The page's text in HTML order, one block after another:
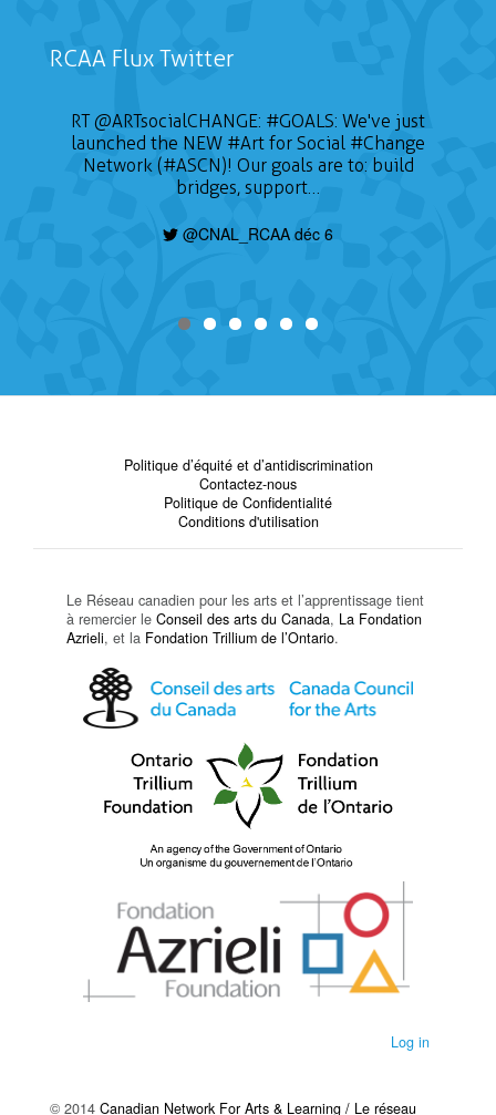
RCAA Flux Twitter
RT@ARTsocialCHANGE: #GOALS: We've just
launched the NEW #Art for Social #Change
Network (#ASCN)! Our goals are to: build
bridges, support…
@CNAL_RCAA déc 6
Politique d’équité et d’antidiscrimination
Contactez-nous
Politique de Confidentialité
Conditions d'utilisation
Le Réseau canadien pour les arts et l’apprentissage tient
à remercier le Conseil des arts du Canada, La Fondation
Azrieli, et la Fondation Trillium de l’Ontario.
Log in
© 2014 Canadian Network For Arts & Learning / Le réseau